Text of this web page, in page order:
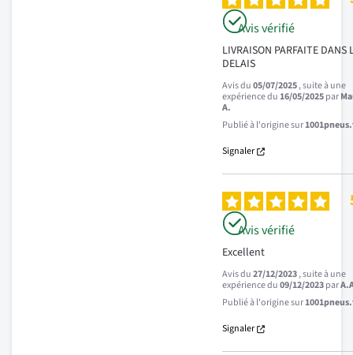
Avis vérifié
LIVRAISON PARFAITE DANS
DELAIS
Avis du05/07/2025, suite à une
expérience du16/05/2025par
A.
Publié à l'origine sur
Signaler
Avis vérifié
Excellent
Avis du27/12/2023, suite à une
expérience du09/12/2023par
Publié à l'origine sur
Signaler